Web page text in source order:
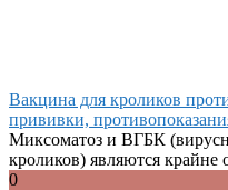
Вакцина для кроликов
прививки,
Миксоматоз и ВГБК
кроликов) являются крайне
0